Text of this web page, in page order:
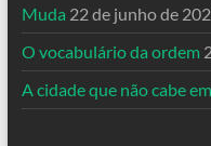
Muda 22 de junho de
O vocabulário da ordem
A cidade que não cabe